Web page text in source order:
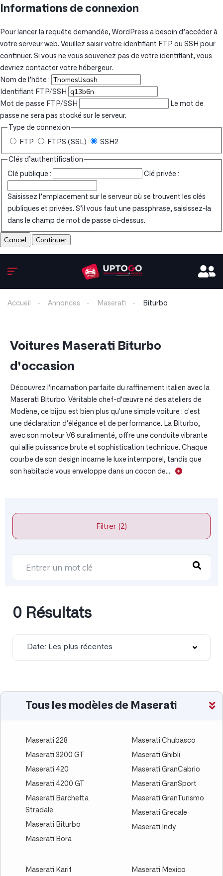
Informations de connexion
Pour lancer la requête demandée, WordPress a besoin d’accéder à
votre serveur web. Veuillez saisir votre identifiant FTP ou SSH pour
continuer. Si vous ne vous souvenez pas de votre identifiant, vous
devriez contacter votre hébergeur.
Nom de l’hôte :
Identifiant FTP/SSH
Mot de passe FTP/SSH
Le mot de
passe ne sera pas stocké sur le serveur.
Type de connexion
FTP FTPS (SSL) SSH2
Clés d’authentification
Clé publique : Clé privée :
Saisissez l’emplacement sur le serveur où se trouvent les clés
publiques et privées. S’il vous faut une passphrase, saisissez-la
dans le champ de mot de passe ci-dessus.
Cancel
Accueil Annonces Maserati Biturbo
Voitures Maserati Biturbo
d'occasion
Découvrez l'incarnation parfaite du raffinement italien avec la
Maserati Biturbo. Véritable chef-d'œuvre né des ateliers de
Modène, ce bijou est bien plus qu'une simple voiture : c'est
une déclaration d'élégance et de performance. La Biturbo,
avec son moteur V6 suralimenté, offre une conduite vibrante
qui allie puissance brute et sophistication technique. Chaque
courbe de son design incarne le luxe intemporel, tandis que
son habitacle vous enveloppe dans un cocon de...
Filtrer (2)
0 Résultats
Date: Les plus récentes
Tous les modèles de Maserati
Maserati 228
Maserati 3200 GT
Maserati 420
Maserati 4200 GT
Maserati Barchetta
Stradale
Maserati Biturbo
Maserati Bora
Maserati Chubasco
Maserati Ghibli
Maserati GranCabrio
Maserati GranSport
Maserati GranTurismo
Maserati Grecale
Maserati Indy
Maserati Karif Maserati Mexico